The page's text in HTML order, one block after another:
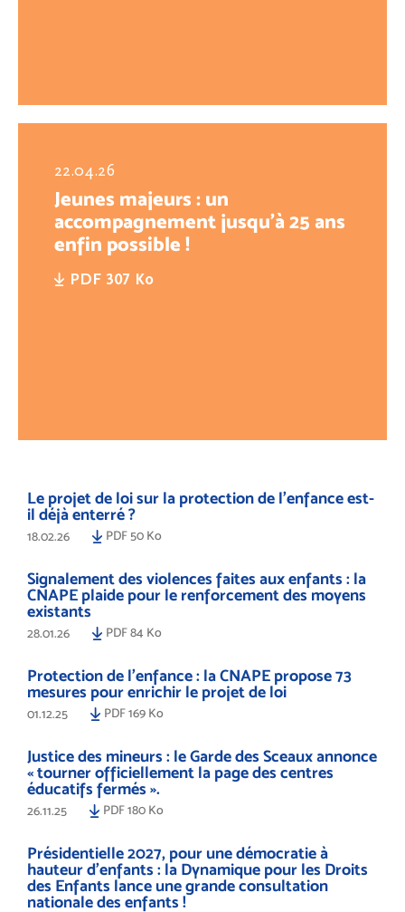
22.04.26
Jeunes majeurs : un
accompagnement jusqu’à 25 ans
enfin possible !
PDF 307 Ko
Le projet de loi sur la protection de l’enfance est-
il déjà enterré ?
18.02.26 PDF 50 Ko
Signalement des violences faites aux enfants : la
CNAPE plaide pour le renforcement des moyens
existants
28.01.26 PDF 84 Ko
Protection de l’enfance : la CNAPE propose 73
mesures pour enrichir le projet de loi
01.12.25 PDF 169 Ko
Justice des mineurs : le Garde des Sceaux annonce
« tourner officiellement la page des centres
éducatifs fermés ».
26.11.25 PDF 180 Ko
Présidentielle 2027, pour une démocratie à
hauteur d’enfants : la Dynamique pour les Droits
des Enfants lance une grande consultation
nationale des enfants !